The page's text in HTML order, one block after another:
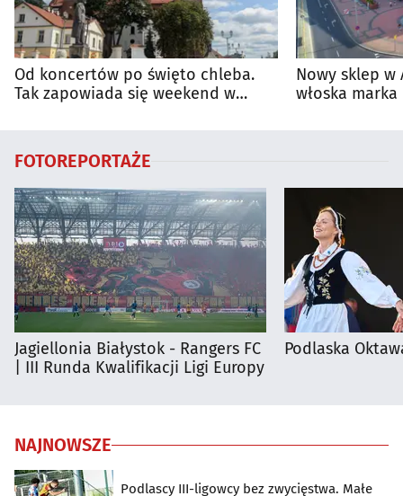
Od koncertów po święto chleba.
Tak zapowiada się weekend w
Nowy sklep w
włoska
FOTOREPORTAŻE
Jagiellonia Białystok - Rangers FC
| III Runda Kwalifikacji Ligi Europy
Podlaska
NAJNOWSZE
Podlascy III-ligowcy bez zwycięstwa. Małe